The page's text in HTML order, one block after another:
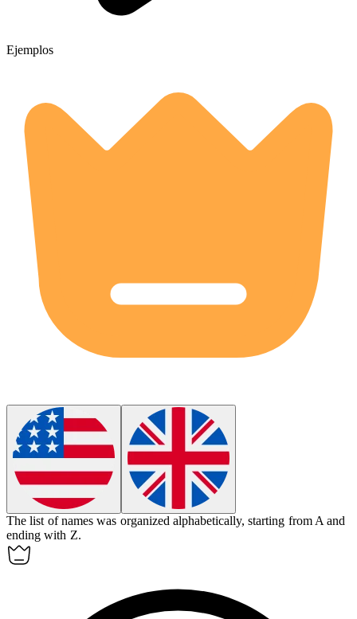
Ejemplos
The list of names was organized alphabetically, starting from A and
ending with Z.